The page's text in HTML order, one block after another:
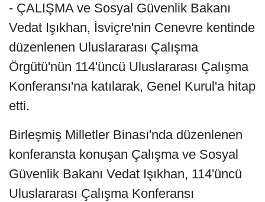
- ÇALIŞMA ve Sosyal Güvenlik Bakanı
Vedat Işıkhan, İsviçre'nin Cenevre kentinde
düzenlenen Uluslararası Çalışma
Örgütü'nün 114'üncü Uluslararası Çalışma
Konferansı'na katılarak, Genel Kurul'a hitap
etti.
Birleşmiş Milletler Binası'nda düzenlenen
konferansta konuşan Çalışma ve Sosyal
Güvenlik Bakanı Vedat Işıkhan, 114'üncü
Uluslararası Çalışma Konferansı